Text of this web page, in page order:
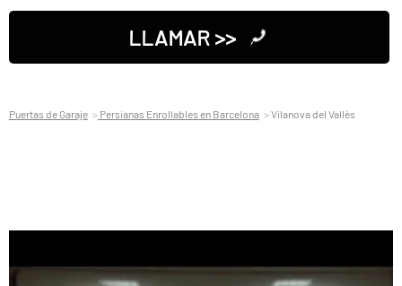
LLAMAR >>
Puertas de Garaje Persianas Enrollables en Barcelona Vilanova del Vallès